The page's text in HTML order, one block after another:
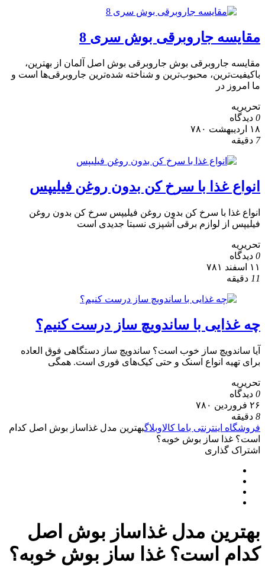
مقایسه جاروبرقی بوش سری 8
مقایسه جاروبرقی بوش جاروبرقی بوش اصل آلمان از بهترین،
باکیفیت‌ترین، محبوب‌ترین و شناخته شده‌ترین جاروبرقی‌ها است و
ما امروز در
تحریریه
0 دیدگاه
۱۸ اردیبهشت ۷۸۰
7 دقیقه
انواع غذا با سرخ کن بدون روغن فیلیپس
انواع غذا با سرخ کن بدون روغن فیلیپس سرخ کن بدون روغن
فیلیپس از لوازم برقی آشپزی نسبتا جدیدی است
تحریریه
0 دیدگاه
۱۱ اسفند ۷۸۱
11 دقیقه
چه غذایی با ساندویچ ساز درست کنیم؟
آیا ساندویچ ساز خوب است؟ ساندویچ ساز دستگاهی فوق العاده
برای تهیه انواع اسنک و حتی کیک‌های فوری است. همگی
تحریریه
0 دیدگاه
۲۶ فروردین ۷۸۰
8 دقیقه
فروشگاه اینترنتی باما کالاوبلاگبهترین مدل غذاساز بوش اصل کدام
است؟ غذا ساز بوش خوبه؟
اشتراک گذاری
بهترین مدل غذاساز بوش اصل
کدام است؟ غذا ساز بوش خوبه؟